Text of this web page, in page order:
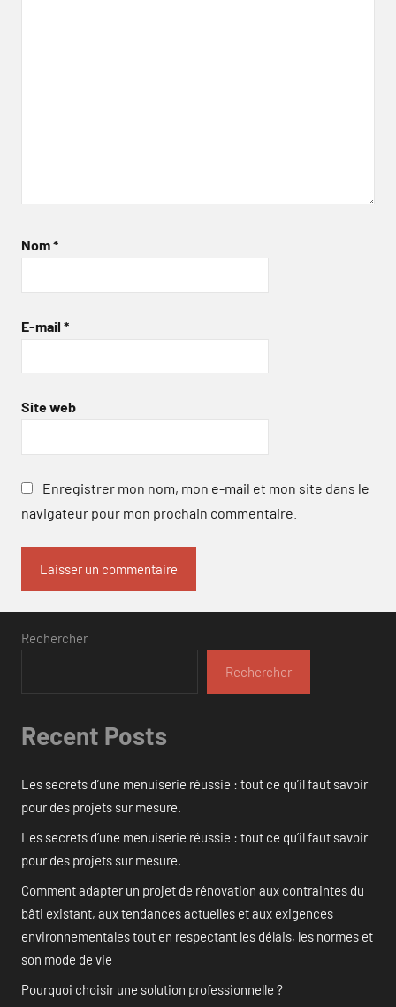
Nom*
E-mail *
Site web
Enregistrer mon nom, mon e-mail et mon site dans le
navigateur pour mon prochain commentaire.
Rechercher
Rechercher
Recent Posts
Les secrets d’une menuiserie réussie : tout ce qu’il faut savoir
pour des projets sur mesure.
Les secrets d’une menuiserie réussie : tout ce qu’il faut savoir
pour des projets sur mesure.
Comment adapter un projet de rénovation aux contraintes du
bâti existant, aux tendances actuelles et aux exigences
environnementales tout en respectant les délais, les normes et
son mode de vie
Pourquoi choisir une solution professionnelle ?